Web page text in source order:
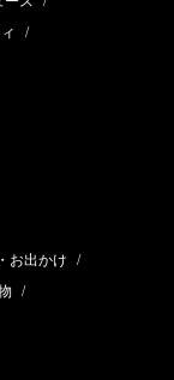
/
お出かけ /
/